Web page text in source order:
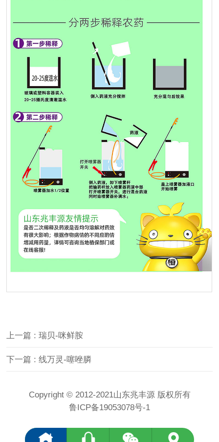
上一篇 : 瑞贝-咪鲜胺
下一篇 : 线万灵-噻唑膦
Copyright © 2012-2021山东兆丰源 版权所有
鲁ICP备19053078号-1